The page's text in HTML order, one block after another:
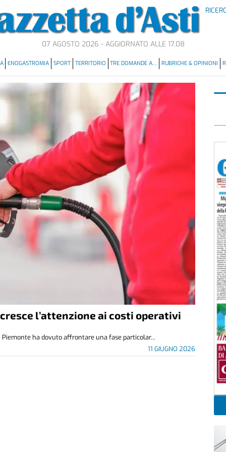
07 AGOSTO 2026 - AGGIORNATO ALLE 17.08
ENOGASTROMIA SPORT TERRITORIO TRE DOMANDE A… RUBRICHE & OPINIONI
l’attenzione ai costi operativi
11 GIUGNO 2026
ha dovuto affrontare una fase particolar...